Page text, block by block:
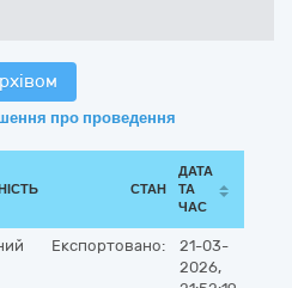
про проведення
СТАН
ДАТА
ТА
ЧАС
Експортовано:
21-03-
2026,